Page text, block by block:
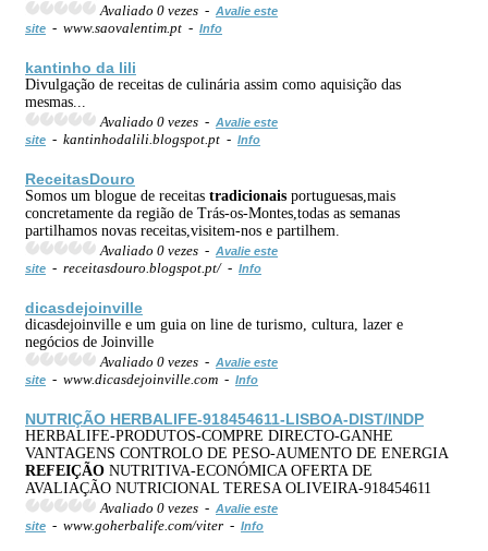
Avaliado 0 vezes - Avalie este
site - www.saovalentim.pt - Info
kantinho da lili
Divulgação de receitas de culinária assim como aquisição das
mesmas...
Avaliado 0 vezes - Avalie este
site - kantinhodalili.blogspot.pt - Info
ReceitasDouro
Somos um blogue de receitas tradicionais portuguesas,mais
concretamente da região de Trás-os-Montes,todas as semanas
partilhamos novas receitas,visitem-nos e partilhem.
Avaliado 0 vezes - Avalie este
site - receitasdouro.blogspot.pt/ - Info
dicasdejoinville
dicasdejoinville e um guia on line de turismo, cultura, lazer e
negócios de Joinville
Avaliado 0 vezes - Avalie este
site - www.dicasdejoinville.com - Info
NUTRIÇÃO HERBALIFE-918454611-LISBOA-DIST/INDP
HERBALIFE-PRODUTOS-COMPRE DIRECTO-GANHE
VANTAGENS CONTROLO DE PESO-AUMENTO DE ENERGIA
REFEIÇÃO NUTRITIVA-ECONÓMICA OFERTA DE
AVALIAÇÃO NUTRICIONAL TERESA OLIVEIRA-918454611
Avaliado 0 vezes - Avalie este
site - www.goherbalife.com/viter - Info